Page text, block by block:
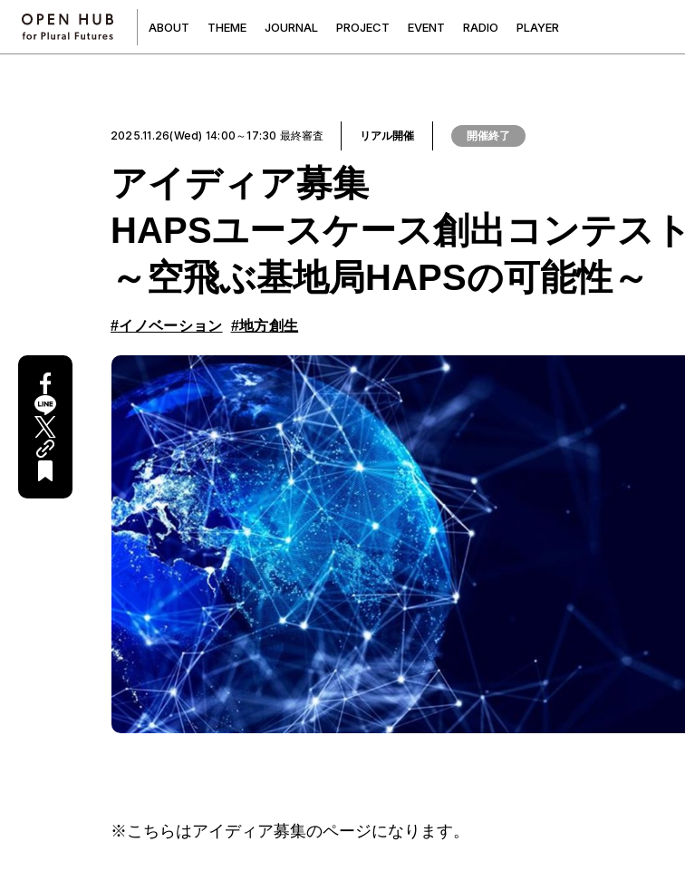
ABOUT THEME JOURNAL PROJECT EVENT RADIO PLAYER
2025.11.26(Wed) 14:00～17:30 最終審査 リアル開催 開催終了
アイディア募集
HAPSユースケース創出コンテスト
～空飛ぶ基地局HAPSの可能性～
#イノベーション #地方創生
※こちらはアイディア募集のページになります。